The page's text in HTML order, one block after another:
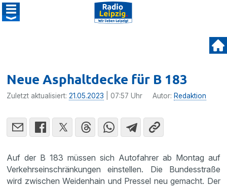
Neue Asphaltdecke für B 183
Zuletzt aktualisiert:21.05.2023 | 07:57 Uhr Autor: Redaktion
Auf der B 183 müssen sich Autofahrer ab Montag auf
Verkehrseinschränkungen einstellen. Die Bundesstraße
wird zwischen Weidenhain und Pressel neu gemacht. Der